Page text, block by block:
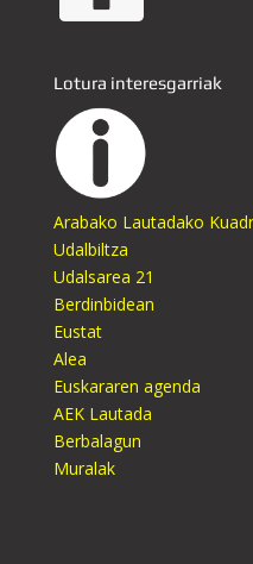
Lotura interesgarriak
Arabako Lautadako
Udalbiltza
Udalsarea 21
Berdinbidean
Eustat
Alea
Euskararen agenda
AEK Lautada
Berbalagun
Muralak